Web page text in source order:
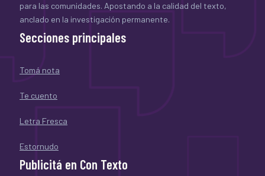
para las comunidades. Apostando a la calidad del texto,
anclado en la investigación permanente.
Secciones principales
Tomá nota
Te cuento
Letra Fresca
Estornudo
Publicitá en Con Texto